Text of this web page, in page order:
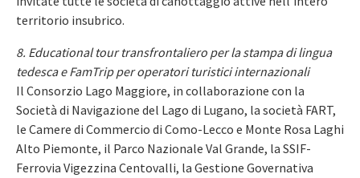
territorio insubrico.
8. Educational tour transfrontaliero per la stampa di lingua
tedesca e FamTrip per operatori turistici internazionali
Il Consorzio Lago Maggiore, in collaborazione con la
Società di Navigazione del Lago di Lugano, la società FART,
le Camere di Commercio di Como-Lecco e Monte Rosa Laghi
Alto Piemonte, il Parco Nazionale Val Grande, la SSIF-
Ferrovia Vigezzina Centovalli, la Gestione Governativa